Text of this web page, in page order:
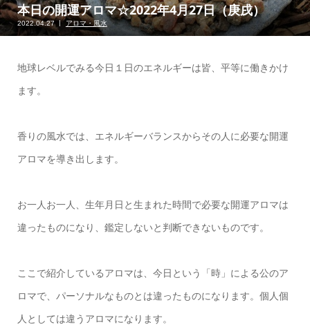
本日の開運アロマ☆2022年4月27日（庚戌）
2022.04.27 アロマ・風水
地球レベルでみる今日１日のエネルギーは皆、平等に働きかけ
ます。
香りの風水では、エネルギーバランスからその人に必要な開運
アロマを導き出します。
お一人お一人、生年月日と生まれた時間で必要な開運アロマは
違ったものになり、鑑定しないと判断できないものです。
ここで紹介しているアロマは、今日という「時」による公のア
ロマで、パーソナルなものとは違ったものになります。個人個
人としては違うアロマになります。